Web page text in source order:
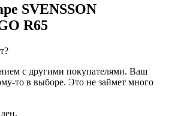
SVENSSON
R65
с другими покупателями. Ваш
то в выборе. Это не займет много